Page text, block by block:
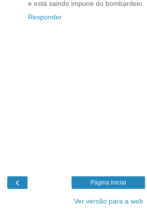
e está saindo impune do bombardeio.
Responder
‹ Página inicial
Ver versão para a web